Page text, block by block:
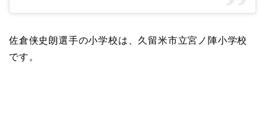
佐倉侠史朗選手の小学校は、久留米市立宮ノ陣小学校
です。